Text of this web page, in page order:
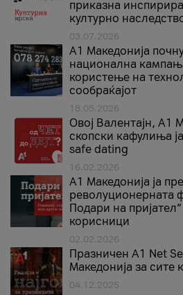
приказна
културно
03.07.2026
A1 Македонија
национална
користење на
сообраќајот
18.05.2026
Овој Валентајн, A1
скопски кафулиња
safe dating
16.02.2026
А1 Македонија ја
револуционерната
Подари на
корисници
02.02.2026
Празничен A1 Net
Македонија за сите
04.12.2025